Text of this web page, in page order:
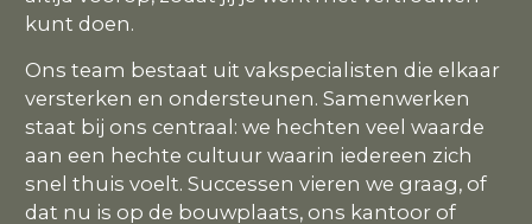
kunt doen.
Ons team bestaat uit vakspecialisten die elkaar
versterken en ondersteunen. Samenwerken
staat bij ons centraal: we hechten veel waarde
aan een hechte cultuur waarin iedereen zich
snel thuis voelt. Successen vieren we graag, of
dat nu is op de bouwplaats, ons kantoor of